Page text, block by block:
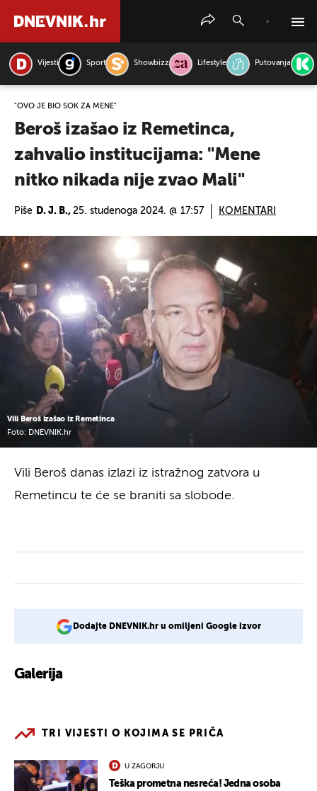
Vijesti Sport Showbizz Lifestyle Putovanja
"OVO JE BIO ŠOK ZA MENE"
Beroš izašao iz Remetinca,
zahvalio institucijama: "Mene
nitko nikada nije zvao Mali"
Piše D. J. B., 25. studenoga 2024. @ 17:57 KOMENTARI
Vili Beroš izašao iz Remetinca
Foto: DNEVNIK.hr
Vili Beroš danas izlazi iz istražnog zatvora u
Remetincu te će se braniti sa slobode.
Dodajte DNEVNIK.hr u omiljeni Google izvor
Galerija
TRI VIJESTI O KOJIMA SE PRIČA
U ZAGORJU
Teška prometna nesreća! Jedna osoba
PRETRAŽITE VIJESTI